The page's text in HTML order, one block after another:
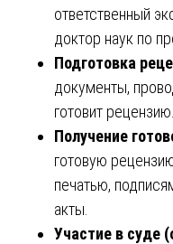
ответственный
доктор наук по
Подготовка
документы,
готовит рецензию.
Получение
готовую
печатью,
акты.
Участие в суде